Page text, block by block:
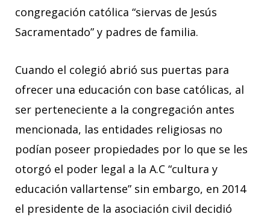
congregación católica “siervas de Jesús
Sacramentado” y padres de familia.
Cuando el colegió abrió sus puertas para
ofrecer una educación con base católicas, al
ser perteneciente a la congregación antes
mencionada, las entidades religiosas no
podían poseer propiedades por lo que se les
otorgó el poder legal a la A.C “cultura y
educación vallartense” sin embargo, en 2014
el presidente de la asociación civil decidió